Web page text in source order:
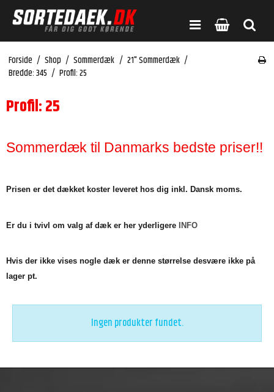
Forside / Shop / Sommerdæk / 21" Sommerdæk /
Bredde: 345 / Profil: 25
Profil: 25
Sommerdæk til Danmarks bedste priser!!
Prisen er det dækket koster leveret hos dig inkl. Dansk moms.
Er du i tvivl om valg af dæk er her yderligere INFO
Hvis der ikke vises nogle dæk er denne størrelse desvære ikke på
lager pt.
Ingen produkter fundet.